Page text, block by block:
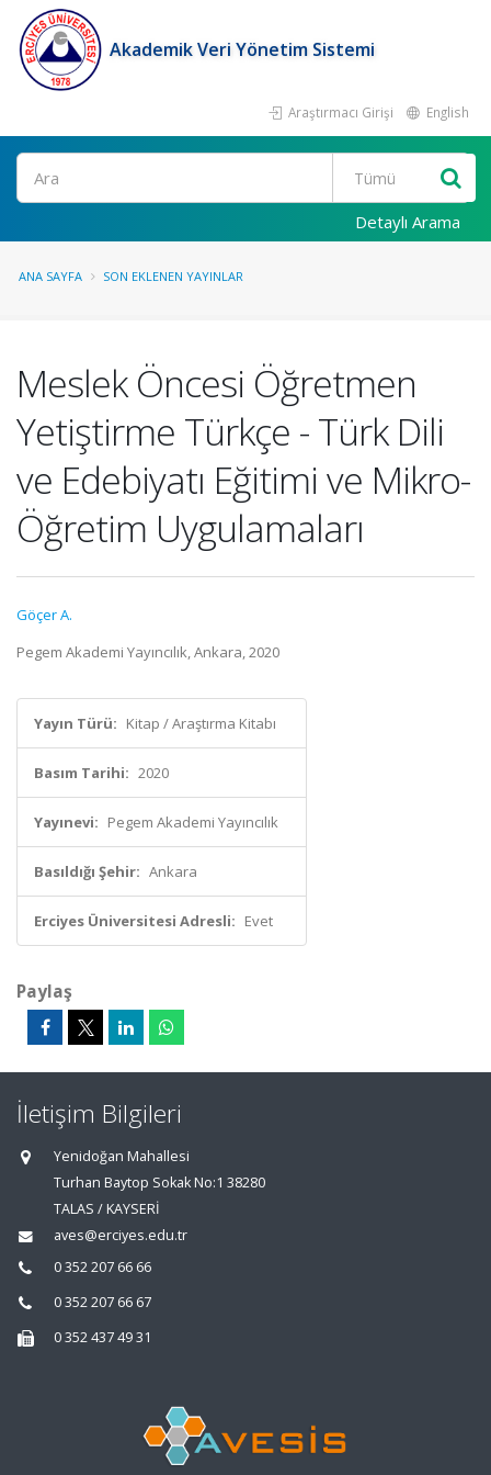
Akademik Veri Yönetim Sistemi
Araştırmacı Girişi English
Ara
Detaylı Arama
ANA SAYFA SON EKLENEN YAYINLAR
Meslek Öncesi Öğretmen
Yetiştirme Türkçe - Türk Dili
ve Edebiyatı Eğitimi ve Mikro-
Öğretim Uygulamaları
Göçer A.
Pegem Akademi Yayıncılık, Ankara, 2020
Yayın Türü: Kitap / Araştırma Kitabı
Basım Tarihi: 2020
Yayınevi: Pegem Akademi Yayıncılık
Basıldığı Şehir: Ankara
Erciyes Üniversitesi Adresli: Evet
Paylaş
İletişim Bilgileri
Yenidoğan Mahallesi
Turhan Baytop Sokak No:1 38280
TALAS / KAYSERİ
aves@erciyes.edu.tr
0 352 207 66 66
0 352 207 66 67
0 352 437 49 31